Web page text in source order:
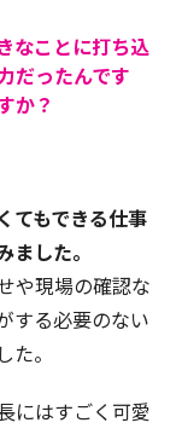
ことに打ち込
だったんです
か？
てもできる仕事
した。
や現場の確認な
する必要のない
。
にはすごく可愛